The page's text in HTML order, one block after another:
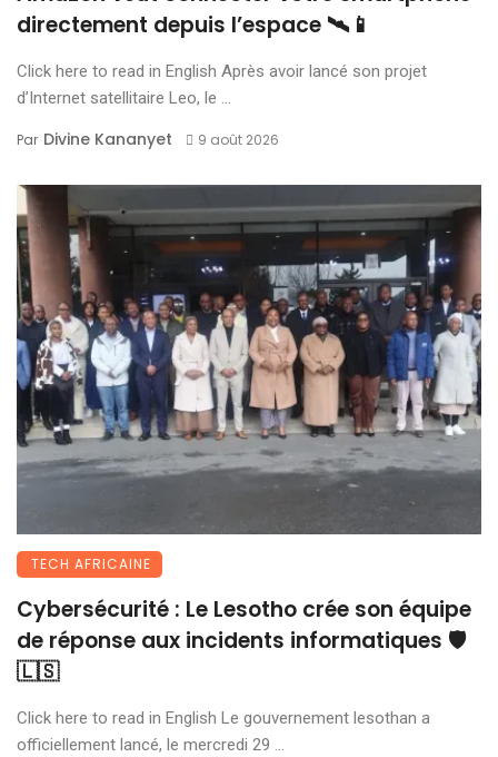
directement depuis l’espace 🛰️📱
Click here to read in English Après avoir lancé son projet
d’Internet satellitaire Leo, le ...
Par Divine Kananyet 9 août 2026
TECH AFRICAINE
Cybersécurité : Le Lesotho crée son équipe
de réponse aux incidents informatiques 🛡️
🇱🇸
Click here to read in English Le gouvernement lesothan a
officiellement lancé, le mercredi 29 ...